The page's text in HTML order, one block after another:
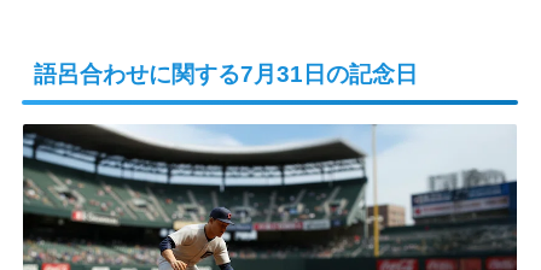
語呂合わせに関する7月31日の記念日